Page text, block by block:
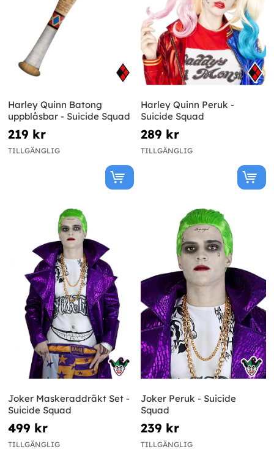
Harley Quinn Batong
uppblåsbar - Suicide Squad
219 kr
TILLGÄNGLIG
Harley Quinn Peruk -
Suicide Squad
289 kr
TILLGÄNGLIG
Joker Maskeraddräkt Set -
Suicide Squad
499 kr
TILLGÄNGLIG
Joker Peruk - Suicide
Squad
239 kr
TILLGÄNGLIG